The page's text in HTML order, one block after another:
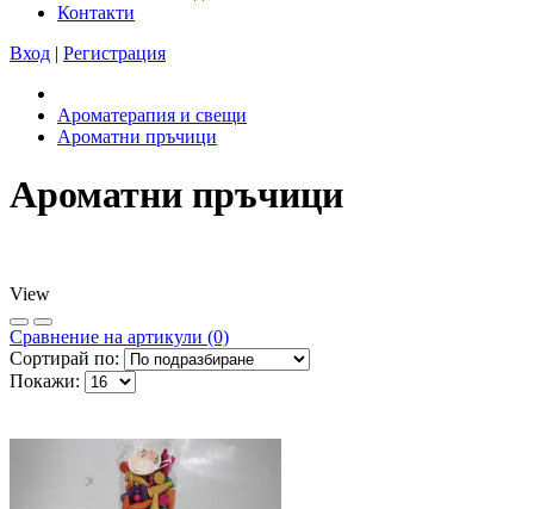
Контакти
Вход | Регистрация
Ароматерапия и свещи
Ароматни пръчици
Ароматни пръчици
View
Сравнeние на артикули (0)
Сортирай по:
Покажи: